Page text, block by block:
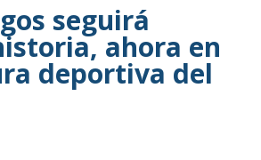
seguirá
ahora en
deportiva del